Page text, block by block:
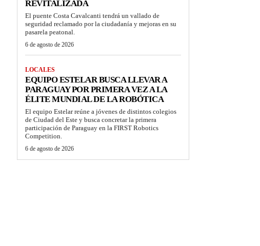
REVITALIZADA
El puente Costa Cavalcanti tendrá un vallado de
seguridad reclamado por la ciudadanía y mejoras en su
pasarela peatonal.
6 de agosto de 2026
LOCALES
EQUIPO ESTELAR BUSCA LLEVAR A
PARAGUAY POR PRIMERA VEZ A LA
ÉLITE MUNDIAL DE LA ROBÓTICA
El equipo Estelar reúne a jóvenes de distintos colegios
de Ciudad del Este y busca concretar la primera
participación de Paraguay en la FIRST Robotics
Competition.
6 de agosto de 2026